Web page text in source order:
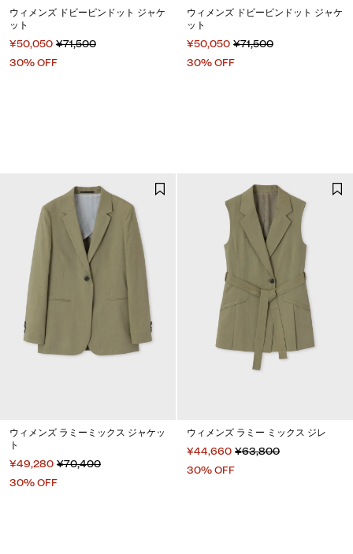
ウィメンズ ドビーピンドット ジャケ
ット
¥50,050 ¥71,500
30% OFF
ウィメンズ ドビーピンドット ジャケ
ット
¥50,050 ¥71,500
30% OFF
ウィメンズ ラミーミックス ジャケッ
ト
¥49,280 ¥70,400
30% OFF
ウィメンズ ラミー ミックス ジレ
¥44,660 ¥63,800
30% OFF